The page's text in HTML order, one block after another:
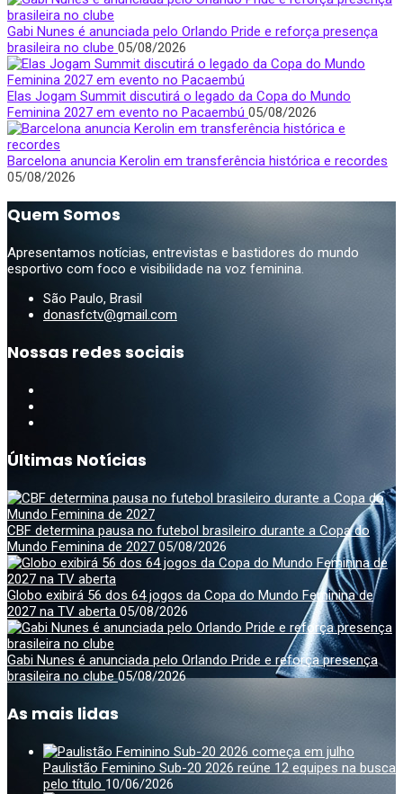
Gabi Nunes é anunciada pelo Orlando Pride e reforça presença
brasileira no clube 05/08/2026
Elas Jogam Summit discutirá o legado da Copa do Mundo
Feminina 2027 em evento no Pacaembú 05/08/2026
Barcelona anuncia Kerolin em transferência histórica e recordes
05/08/2026
Quem Somos
Apresentamos notícias, entrevistas e bastidores do mundo
esportivo com foco e visibilidade na voz feminina.
São Paulo, Brasil
donasfctv@gmail.com
Nossas redes sociais
Últimas Notícias
CBF determina pausa no futebol brasileiro durante a Copa do
Mundo Feminina de 2027 05/08/2026
Globo exibirá 56 dos 64 jogos da Copa do Mundo Feminina de
2027 na TV aberta 05/08/2026
Gabi Nunes é anunciada pelo Orlando Pride e reforça presença
brasileira no clube05/08/2026
As mais lidas
Paulistão Feminino Sub-20 2026 reúne 12 equipes na busca
pelo título 10/06/2026